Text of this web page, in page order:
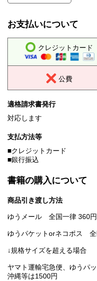
お支払いについて
クレジットカード
公費
適格請求書発行
対応します
支払方法等
■クレジットカード
■銀行振込
書籍の購入について
商品引き渡し方法
ゆうメール 全国一律 360円
ゆうパケットorネコポス 全
↓規格サイズを超える場合
ヤマト運輸宅急便、ゆう
沖縄等は1500円